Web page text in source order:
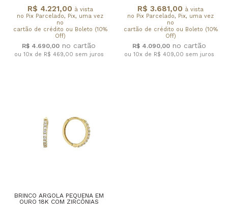
R$ 4.221,00 à vista
no Pix Parcelado, Pix, uma vez
no
cartão de crédito ou Boleto (10%
Off)
R$ 4.690,00
ou 10x de R$ 469,00 sem juros
R$ 3.681,00 à vista
no Pix Parcelado, Pix, uma vez
no
cartão de crédito ou Boleto (10%
Off)
R$ 4.090,00
ou 10x de R$ 409,00 sem juros
BRINCO ARGOLA PEQUENA EM
OURO 18K COM ZIRCÔNIAS